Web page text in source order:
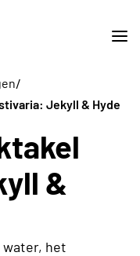
/
Jekyll & Hyde
&
het